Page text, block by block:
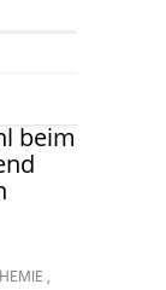
beim
,